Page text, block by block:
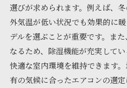
選びが求められます。例えば、冬
外気温が低い状況でも効果的に
デルを選ぶことが重要です。ま
なるため、除湿機能が充実してい
快適な室内環境を維持できます
有の気候に合ったエアコンの選